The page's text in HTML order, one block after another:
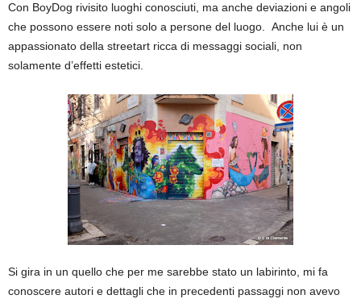
Con BoyDog rivisito luoghi conosciuti, ma anche deviazioni e angoli
che possono essere noti solo a persone del luogo. Anche lui è un
appassionato della streetart ricca di messaggi sociali, non
solamente d’effetti estetici.
Si gira in un quello che per me sarebbe stato un labirinto, mi fa
conoscere autori e dettagli che in precedenti passaggi non avevo